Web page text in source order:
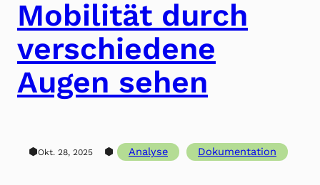
Mobilität durch
verschiedene
Augen sehen
⬢Okt. 28, 2025 ⬢ Analyse Dokumentation